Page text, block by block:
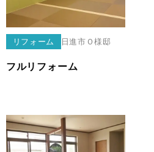
リフォーム 日進市 Ｏ様邸
フルリフォーム